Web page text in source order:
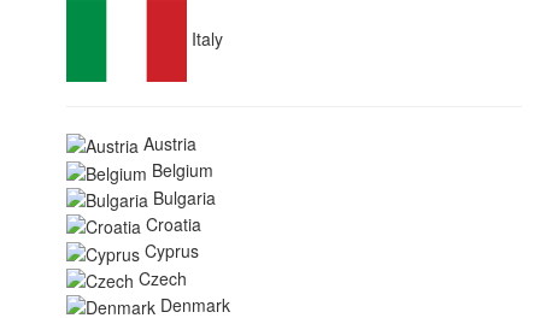
Italy
Austria
Belgium
Bulgaria
Croatia
Cyprus
Czech
Denmark